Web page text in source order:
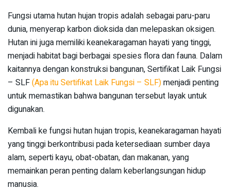
Fungsi utama hutan hujan tropis adalah sebagai paru-paru
dunia, menyerap karbon dioksida dan melepaskan oksigen.
Hutan ini juga memiliki keanekaragaman hayati yang tinggi,
menjadi habitat bagi berbagai spesies flora dan fauna. Dalam
kaitannya dengan konstruksi bangunan, Sertifikat Laik Fungsi
– SLF(Apa itu Sertifikat Laik Fungsi – SLF)menjadi penting
untuk memastikan bahwa bangunan tersebut layak untuk
digunakan.
Kembali ke fungsi hutan hujan tropis, keanekaragaman hayati
yang tinggi berkontribusi pada ketersediaan sumber daya
alam, seperti kayu, obat-obatan, dan makanan, yang
memainkan peran penting dalam keberlangsungan hidup
manusia.